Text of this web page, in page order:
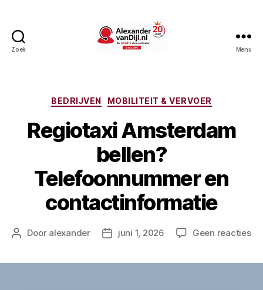
Zoek Menu
Categorieën
BEDRIJVEN MOBILITEIT & VERVOER
Regiotaxi Amsterdam
bellen?
Telefoonnummer en
contactinformatie
Berichtauteur
Door alexander Berichtdatum
juni 1, 2026 Geen reactiesop